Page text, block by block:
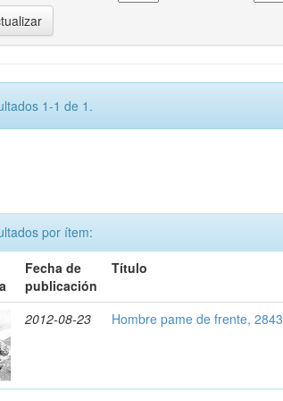
1-1 de 1.
por ítem:
Fecha de
publicación
Título
2012-08-23 Hombre pame de frente, 2843